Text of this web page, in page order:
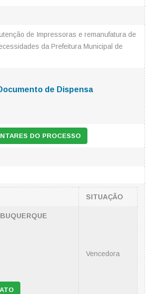
de Impressoras e remanufatura de
da Prefeitura Municipal de
de Dispensa
DO PROCESSO
SITUAÇÃO
Vencedora